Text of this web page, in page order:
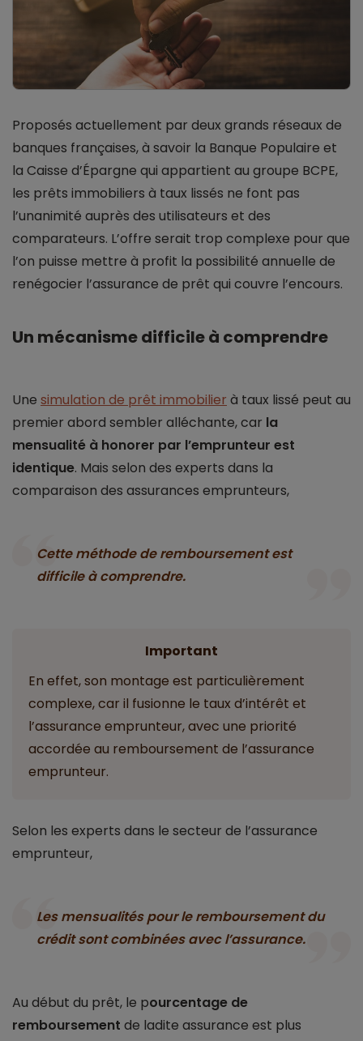
Proposés actuellement par deux grands réseaux de
banques françaises, à savoir la Banque Populaire et
la Caisse d’Épargne qui appartient au groupe BCPE,
les prêts immobiliers à taux lissés ne font pas
l’unanimité auprès des utilisateurs et des
comparateurs. L’offre serait trop complexe pour que
l’on puisse mettre à profit la possibilité annuelle de
renégocier l’assurance de prêt qui couvre l’encours.
Un mécanisme difficile à comprendre
Une simulation de prêt immobilier à taux lissé peut au
premier abord sembler alléchante, car la
mensualité à honorer par l’emprunteur est
identique. Mais selon des experts dans la
comparaison des assurances emprunteurs,
Cette méthode de remboursement est
difficile à comprendre.
Important
En effet, son montage est particulièrement
complexe, car il fusionne le taux d’intérêt et
l’assurance emprunteur, avec une priorité
accordée au remboursement de l’assurance
emprunteur.
Selon les experts dans le secteur de l’assurance
emprunteur,
Les mensualités pour le remboursement du
crédit sont combinées avec l’assurance.
Au début du prêt, le pourcentage de
remboursement de ladite assurance est plus